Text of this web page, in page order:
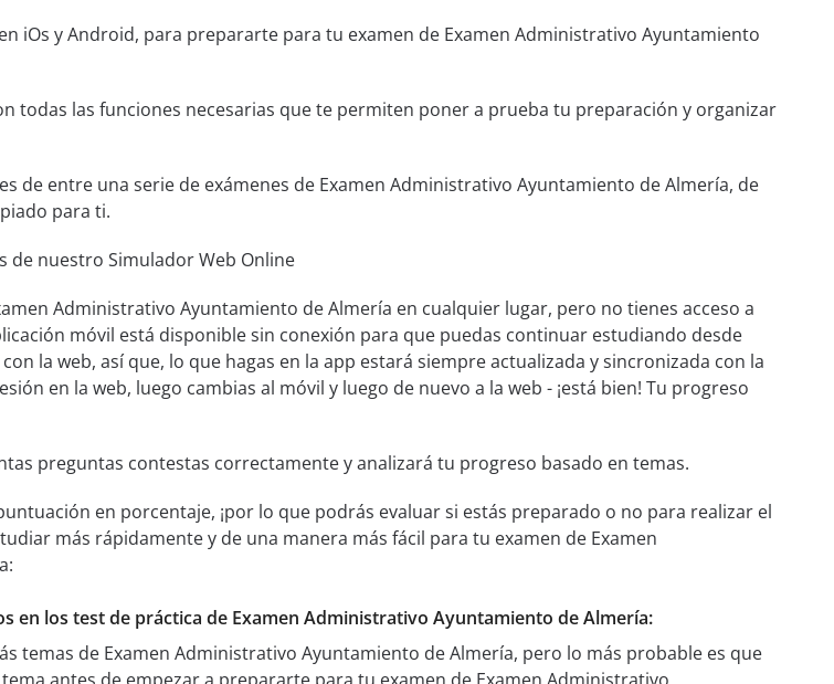
iOs y Android, para prepararte para tu examen de Examen Administrativo Ayuntamiento
todas las funciones necesarias que te permiten poner a prueba tu preparación y organizar
de entre una serie de exámenes de Examen Administrativo Ayuntamiento de Almería, de
para ti.
de nuestro Simulador Web Online
Administrativo Ayuntamiento de Almería en cualquier lugar, pero no tienes acceso a
móvil está disponible sin conexión para que puedas continuar estudiando desde
la web, así que, lo que hagas en la app estará siempre actualizada y sincronizada con la
en la web, luego cambias al móvil y luego de nuevo a la web - ¡está bien! Tu progreso
preguntas contestas correctamente y analizará tu progreso basado en temas.
en porcentaje, ¡por lo que podrás evaluar si estás preparado o no para realizar el
más rápidamente y de una manera más fácil para tu examen de Examen
en los test de práctica de Examen Administrativo Ayuntamiento de Almería:
temas de Examen Administrativo Ayuntamiento de Almería, pero lo más probable es que